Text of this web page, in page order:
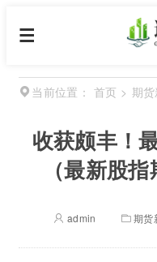
当前位置： 首页 > 期
收获颇丰！
（最新股
admin 期货